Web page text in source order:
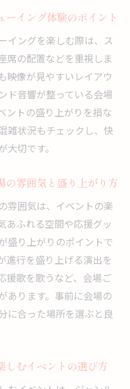
グの音響や映像設備
ブリックビューイン
グ会場の座席配置と
ブリックビューイン
ックビューイングの
グで安心して過ごす
ブリックビューイン
グ会場でのマナーと
ブリックビューイン
イング体験のポイント
イングを楽しむ際は、ス
席の配置などを重視しま
映像が見やすいレイアウ
ド音響が整っている会場
ントの盛り上がりを損な
雑状況もチェックし、快
切です。
の雰囲気と盛り上がり方
雰囲気は、イベントの楽
あふれる空間や応援グッ
盛り上がりのポイントで
進行を盛り上げる演出を
援歌を歌うなど、会場ご
あります。事前に会場の
に合った場所を選ぶと良
しむイベントの選び方